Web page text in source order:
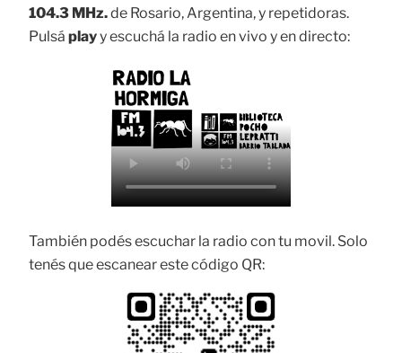
104.3 MHz.de Rosario, Argentina, y repetidoras.
Pulsá playy escuchá la radio en vivo y en directo:
También podés escuchar la radio con tu movil. Solo
tenés que escanear este código QR: